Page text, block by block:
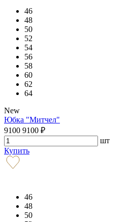
46
48
50
52
54
56
58
60
62
64
New
Юбка "Митчел"
9100 9100 ₽
шт
Купить
46
48
50